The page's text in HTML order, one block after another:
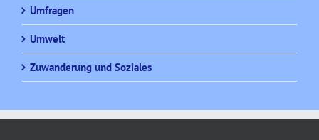
Umfragen
Umwelt
Zuwanderung und Soziales